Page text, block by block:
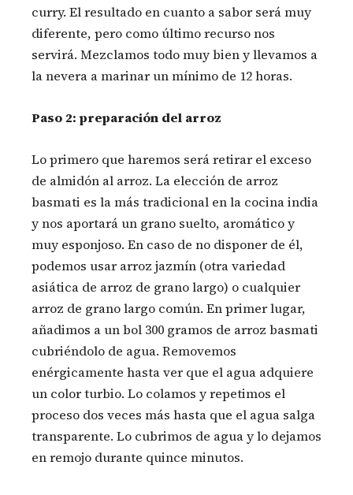
curry. El resultado en cuanto a sabor será muy
diferente, pero como último recurso nos
servirá. Mezclamos todo muy bien y llevamos a
la nevera a marinar un mínimo de 12 horas.
Paso 2: preparación del arroz
Lo primero que haremos será retirar el exceso
de almidón al arroz. La elección de arroz
basmati es la más tradicional en la cocina india
y nos aportará un grano suelto, aromático y
muy esponjoso. En caso de no disponer de él,
podemos usar arroz jazmín (otra variedad
asiática de arroz de grano largo) o cualquier
arroz de grano largo común. En primer lugar,
añadimos a un bol 300 gramos de arroz basmati
cubriéndolo de agua. Removemos
enérgicamente hasta ver que el agua adquiere
un color turbio. Lo colamos y repetimos el
proceso dos veces más hasta que el agua salga
transparente. Lo cubrimos de agua y lo dejamos
en remojo durante quince minutos.